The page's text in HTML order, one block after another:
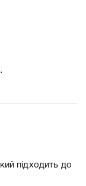
підходить до